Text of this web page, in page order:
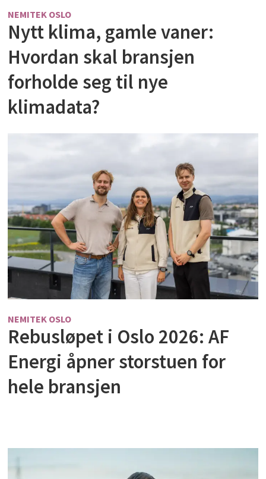
NEMITEK OSLO
Nytt klima, gamle vaner:
Hvordan skal bransjen
forholde seg til nye
klimadata?
NEMITEK OSLO
Rebusløpet i Oslo 2026: AF
Energi åpner storstuen for
hele bransjen